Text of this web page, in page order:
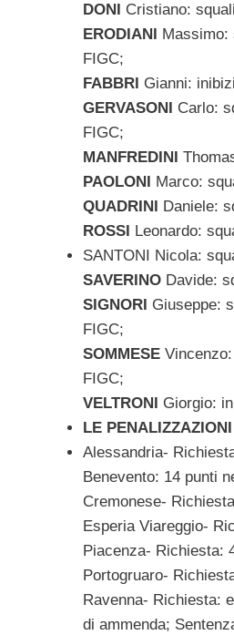
DONI Cristiano:
ERODIANI Massimo:
FIGC;
FABBRI Gianni:
GERVASONI Carlo:
FIGC;
MANFREDINI
PAOLONI Marco:
QUADRINI Daniele:
ROSSI Leonardo:
SANTONI Nicola:
SAVERINO Davide:
SIGNORI Giuseppe:
FIGC;
SOMMESE
FIGC;
VELTRONI Giorgio:
LE
Alessandria-
Benevento: 14 punti
Cremonese-
Esperia Viareggio-
Piacenza- Richiesta:
Portogruaro-
Ravenna- Richiesta:
di ammenda;